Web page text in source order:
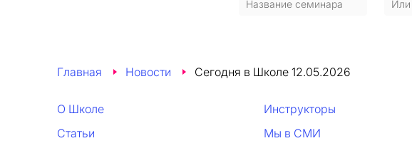
Главная Новости Сегодня в Школе 12.05.2026
О Школе Инструкторы
Статьи
Мы в СМИ